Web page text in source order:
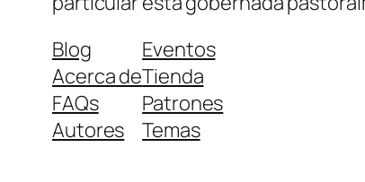
Blog
Acerca de
FAQs
Autores
Eventos
Tienda
Patrones
Temas